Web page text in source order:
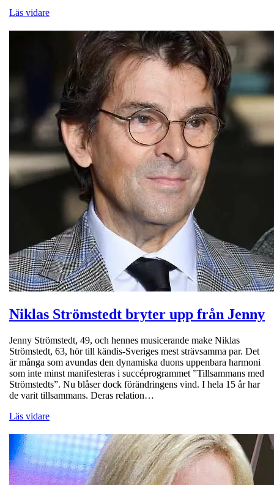
Läs vidare
Niklas Strömstedt bryter upp från Jenny
Jenny Strömstedt, 49, och hennes musicerande make Niklas
Strömstedt, 63, hör till kändis-Sveriges mest strävsamma par. Det
är många som avundas den dynamiska duons uppenbara harmoni
som inte minst manifesteras i succéprogrammet ”Tillsammans med
Strömstedts”. Nu blåser dock förändringens vind. I hela 15 år har
de varit tillsammans. Deras relation…
Läs vidare